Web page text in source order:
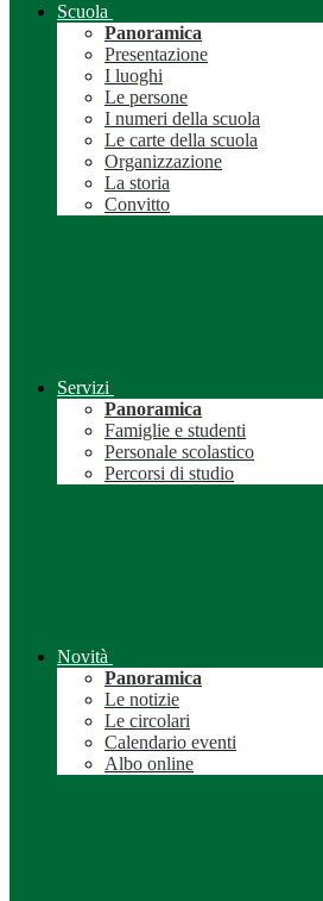
Scuola
Panoramica
Presentazione
I luoghi
Le persone
I numeri della scuola
Le carte della scuola
Organizzazione
La storia
Convitto
Servizi
Panoramica
Famiglie e studenti
Personale scolastico
Percorsi di studio
Novità
Panoramica
Le notizie
Le circolari
Calendario eventi
Albo online